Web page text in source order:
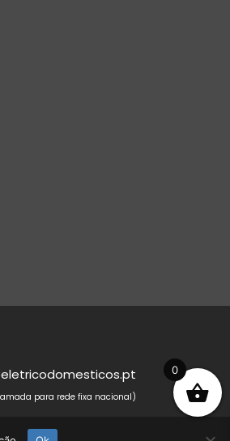
para rede fixa nacional)
0